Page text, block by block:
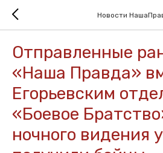
Новости
Отправленные
«Наша Правда»
Егорьевским
«Боевое
ночного видения